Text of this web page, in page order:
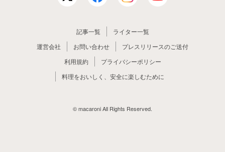
記事一覧
ライター一覧
運営会社
お問い合わせ
プレスリリースのご送付
利用規約
プライバシーポリシー
料理をおいしく、安全に楽しむために
© macaroni All Rights Reserved.